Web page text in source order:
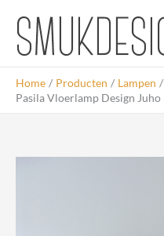
inhoud
Home Producten Lampen
Pasila Vloerlamp Design